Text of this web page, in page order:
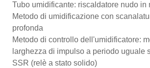
Tubo umidificante: riscaldatore nudo in
Metodo di umidificazione con
profonda
Metodo di controllo dell'umidificatore:
larghezza di impulso a periodo uguale
SSR (relè a stato solido)